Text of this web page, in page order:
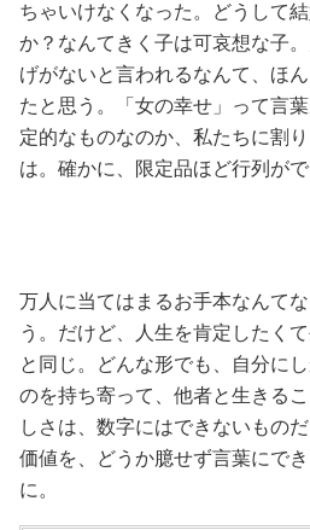
ちゃいけなくなった。どうして
か？なんてきく子は可哀想な子
げがないと言われるなんて、ほ
たと思う。「女の幸せ」って言
定的なものなのか、私たちに割
は。確かに、限定品ほど行列がで
万人に当てはまるお手本なんて
う。だけど、人生を肯定したく
と同じ。どんな形でも、自分に
のを持ち寄って、他者と生きる
しさは、数字にはできないもの
価値を、どうか臆せず言葉にで
に。